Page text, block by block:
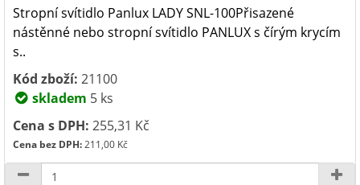
Stropní svítidlo Panlux LADY SNL-100Přisazené
nástěnné nebo stropní svítidlo PANLUX s čírým krycím
s..
Kód zboží: 21100
skladem 5 ks
Cena s DPH: 255,31 Kč
Cena bez DPH:211,00 Kč